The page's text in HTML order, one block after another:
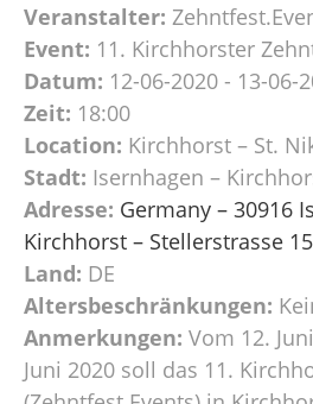
Veranstalter:
Event: 11. Kirchhorster
Datum: 12-06-2020 - 13-06-
Zeit: 18:00
Location: Kirchhorst – St.
Stadt: Isernhagen –
Adresse: Germany – 30916
Kirchhorst – Stellerstrasse 15
Land: DE
Altersbeschränkungen:
Anmerkungen: Vom 12.
Juni 2020 soll das 11.